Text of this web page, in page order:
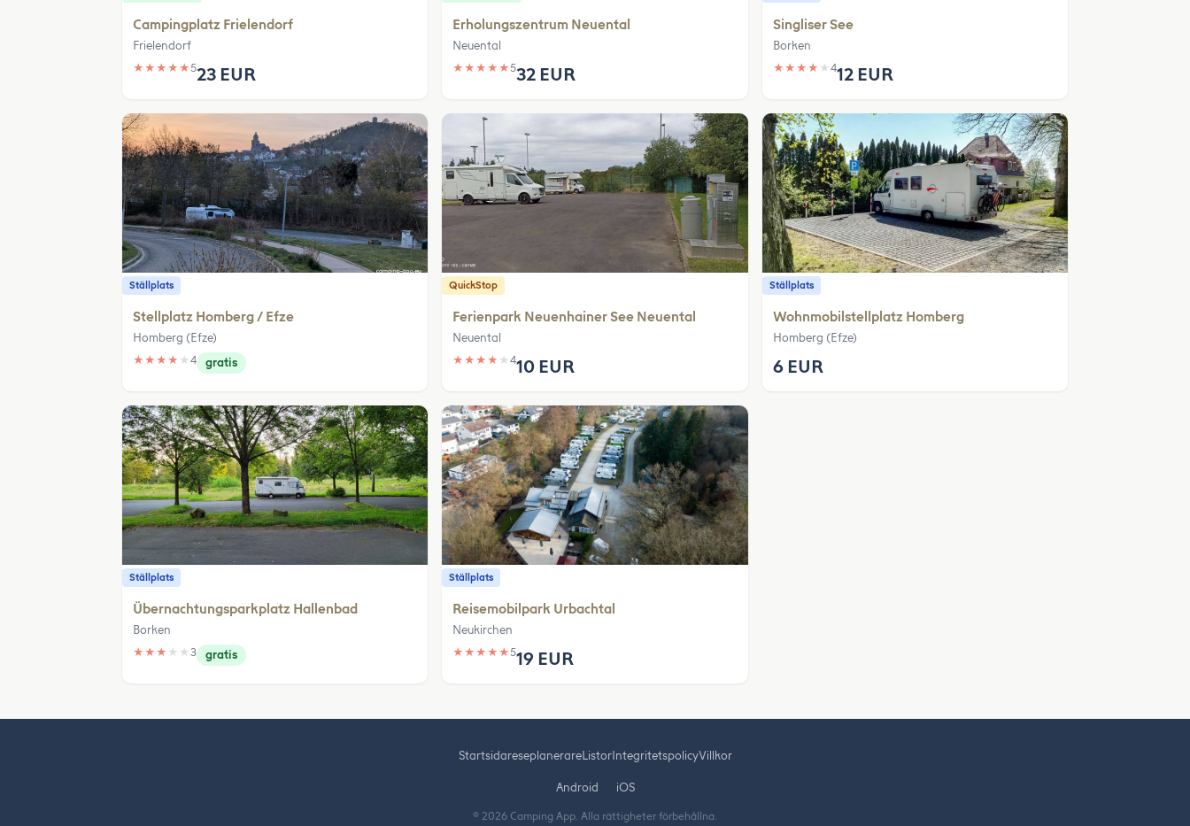
Campingplatz Frielendorf
Frielendorf
★ ★ ★ ★ ★523 EUR
Erholungszentrum Neuental
Neuental
★ ★ ★ ★ ★532 EUR
Singliser See
Borken
★ ★ ★ ★ ★ 412 EUR
Ställplats
Stellplatz Homberg / Efze
Homberg (Efze)
★ ★ ★ ★ ★ 4 gratis
QuickStop
Ferienpark Neuenhainer See Neuental
Neuental
★ ★ ★ ★ ★410 EUR
Ställplats
Wohnmobilstellplatz Homberg
Homberg (Efze)
6 EUR
Ställplats
Übernachtungsparkplatz Hallenbad
Borken
★ ★ ★ ★ ★ 3 gratis
Ställplats
Reisemobilpark Urbachtal
Neukirchen
★ ★ ★ ★ ★519 EUR
StartsidareseplanerareListorIntegritetspolicyVillkor
Android iOS
© 2026 Camping App. Alla rättigheter förbehållna.